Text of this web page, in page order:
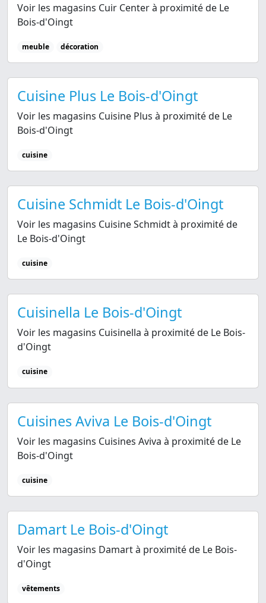
Voir les magasins Cuir Center à proximité de Le
Bois-d'Oingt
meuble décoration
Cuisine Plus Le Bois-d'Oingt
Voir les magasins Cuisine Plus à proximité de Le
Bois-d'Oingt
cuisine
Cuisine Schmidt Le Bois-d'Oingt
Voir les magasins Cuisine Schmidt à proximité de
Le Bois-d'Oingt
cuisine
Cuisinella Le Bois-d'Oingt
Voir les magasins Cuisinella à proximité de Le Bois-
d'Oingt
cuisine
Cuisines Aviva Le Bois-d'Oingt
Voir les magasins Cuisines Aviva à proximité de Le
Bois-d'Oingt
cuisine
Damart Le Bois-d'Oingt
Voir les magasins Damart à proximité de Le Bois-
d'Oingt
vêtements